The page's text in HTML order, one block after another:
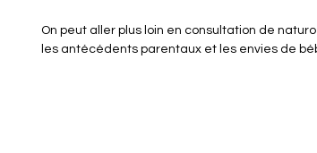
On peut aller plus loin en consultation de
les antécédents parentaux et les envies de